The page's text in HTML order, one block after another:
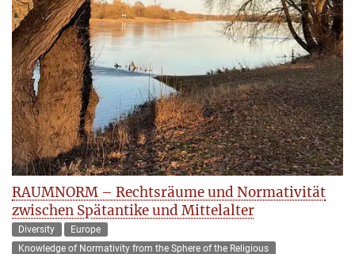
RAUMNORM – Rechtsräume und Normativität
zwischen Spätantike und Mittelalter
Diversity
Europe
Knowledge of Normativity from the Sphere of the Religious